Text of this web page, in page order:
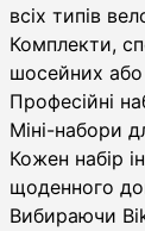
всіх типів
Комплекти,
шосейних або
Професійні
Міні-набори
Кожен набір
щоденного
Вибираючи